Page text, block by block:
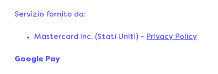
Servizio fornito da:
Mastercard Inc. (Stati Uniti) – Privacy Policy
Google Pay